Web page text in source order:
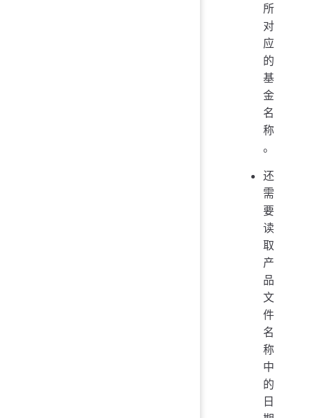
所
对
应
的
基
金
名
称
。
还
需
要
读
取
产
品
文
件
名
称
中
的
日